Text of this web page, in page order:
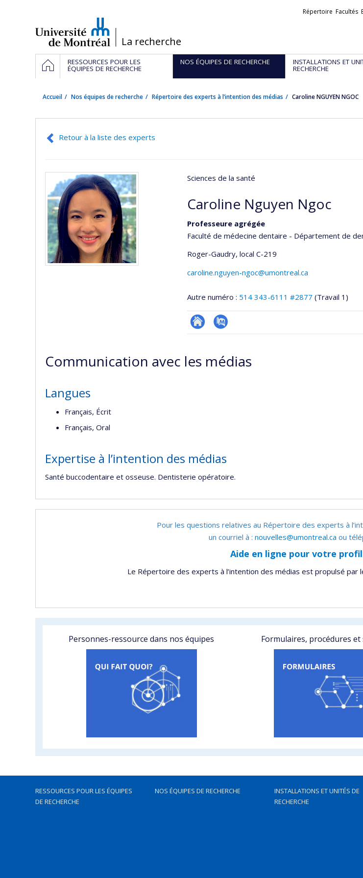
/La recherche
Liens
Répertoire Facultés
Navigation
principale
ACCUEILRESSOURCES POUR LES
ÉQUIPES DE RECHERCHE
NOS ÉQUIPES DE RECHERCHE INSTALLATIONS ET
RECHERCHE
Accueil Nos équipes de recherche Répertoire des experts à l’intention des médias Caroline NGUYEN NGOC
Retour à la liste des experts
Sciences de la santé
Caroline Nguyen Ngoc
Professeure agrégée
Faculté de médecine dentaire - Département de
Roger-Gaudry, local C-219
caroline.nguyen-ngoc@umontreal.ca
Autre numéro : 514 343-6111 #2877 (Travail 1)
ResearchGate
PubMed
Communication avec les médias
Langues
Français, Écrit
Français, Oral
Expertise à l’intention des médias
Santé buccodentaire et osseuse. Dentisterie opératoire.
Pour les questions relatives au Répertoire des experts à
un courriel à : nouvelles@umontreal.ca ou
Aide en ligne pour votre profil
Le Répertoire des experts à l’intention des médias est propulsé par
Personnes-ressource dans nos équipes Formulaires, procédures et
RESSOURCES POUR LES ÉQUIPES
DE RECHERCHE
NOS ÉQUIPES DE RECHERCHE
INSTALLATIONS ET UNITÉS DE
RECHERCHE